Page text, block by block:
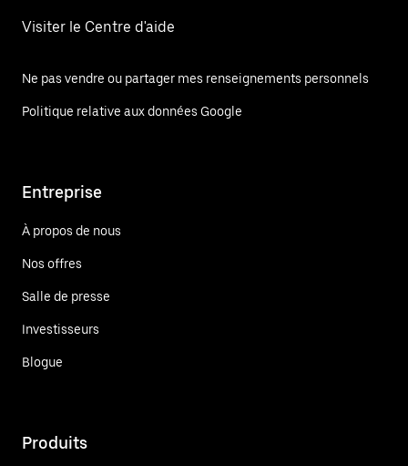
Visiter le Centre d'aide
Ne pas vendre ou partager mes renseignements personnels
Politique relative aux données Google
Entreprise
À propos de nous
Nos offres
Salle de presse
Investisseurs
Blogue
Produits